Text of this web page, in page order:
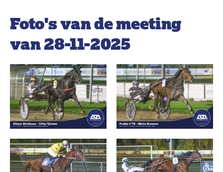
Foto's van de meeting
van 28-11-2025